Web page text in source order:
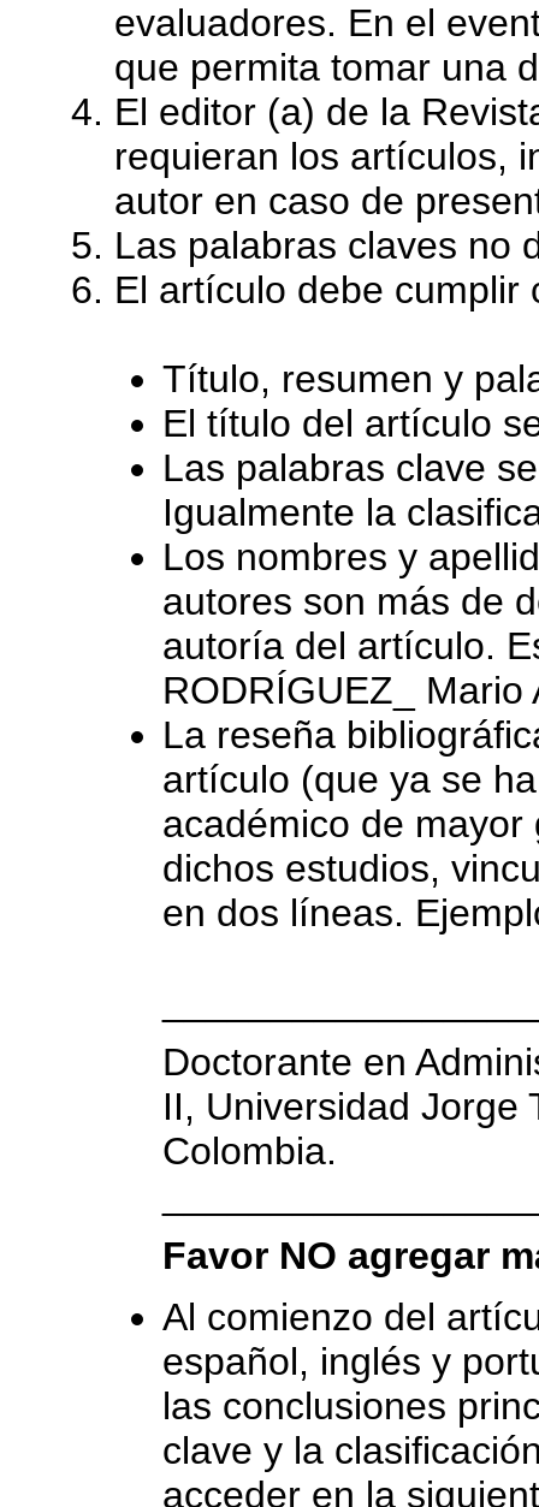
evaluadores. En el
que permita tomar una
El editor (a) de la
requieran los artículos,
autor en caso de
Las palabras claves no
El artículo debe
Título, resumen y
El título del artículo
Las palabras clave
Igualmente la
Los nombres y
autores son más de
autoría del artículo.
RODRÍGUEZ_ Mario
La reseña
artículo (que ya se
académico de
dichos estudios,
en dos líneas.
Doctorante en
II, Universidad
Colombia.
Favor NO agregar
Al comienzo del
español, inglés y
las conclusiones
clave y la
acceder en la